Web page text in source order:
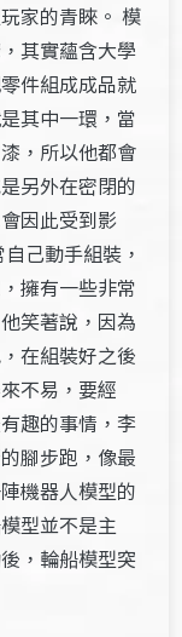
家的青睞。 模
其實蘊含大學
件組成成品就
其中一環，當
，所以他都會
另外在密閉的
因此受到影
己動手組裝，
擁有一些非常
笑著說，因為
在組裝好之後
不易，要經
趣的事情，李
腳步跑，像最
機器人模型的
型並不是主
，輪船模型突